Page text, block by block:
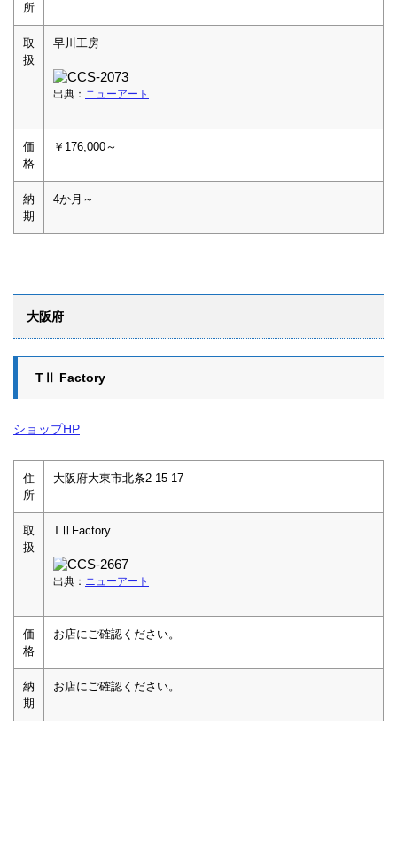
所
取
扱
早川工房
出典： ニューアート
価
格
￥176,000～
納
期
4か月～
大阪府
TⅡ Factory
ショップHP
住
所
大阪府大東市北条2-15-17
取
扱
TⅡFactory
出典： ニューアート
価
格
お店にご確認ください。
納
期
お店にご確認ください。